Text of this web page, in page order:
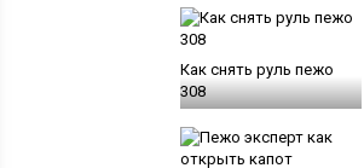
Как снять руль пежо
308